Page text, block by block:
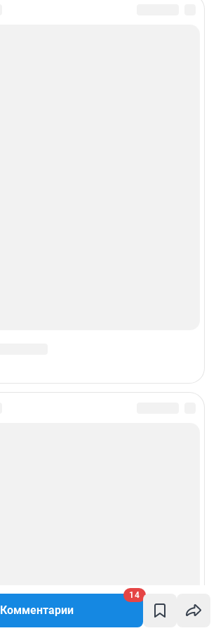
Комментарии
14